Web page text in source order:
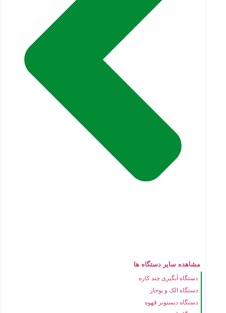
مشاهده سایر دستگاه ها
دستگاه آبگیری چند کاره
دستگاه الک و بوجار
دستگاه دیستونر قهوه